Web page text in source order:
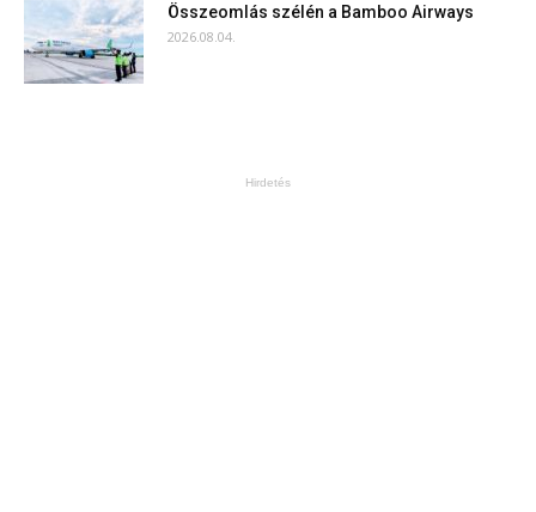
Összeomlás szélén a Bamboo Airways
2026.08.04.
Hirdetés